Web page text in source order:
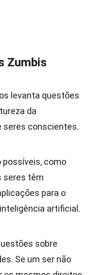
Zumbis
levanta questões
da
seres conscientes.
possíveis, como
seres têm
para o
artificial.
sobre
Se um ser não